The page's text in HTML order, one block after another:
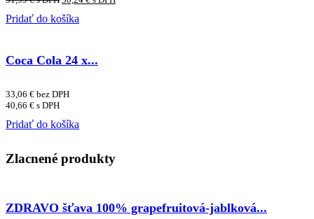
Pridať do košíka
Coca Cola 24 x...
33,06 € bez DPH
40,66 € s DPH
Pridať do košíka
Zlacnené produkty
ZDRAVO šťava 100% grapefruitová-jablková...